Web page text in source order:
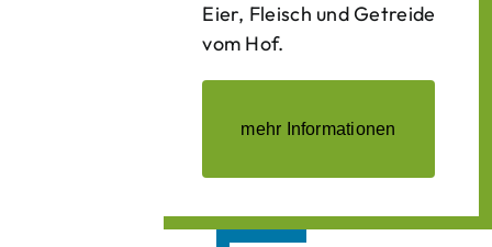
Eier, Fleisch und Getreide
vom Hof.
mehr Informationen